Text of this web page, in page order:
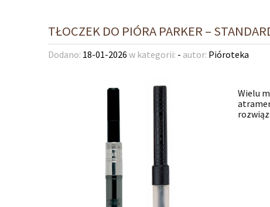
TŁOCZEK DO PIÓRA PARKER –
Dodano: 18-01-2026 w kategorii: - autor: Pióroteka
Wielu